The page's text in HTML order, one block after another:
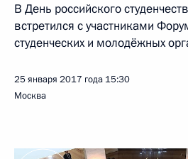
В День российского
встретился с участниками
студенческих и молодёжных
25 января 2017 года 15:30
Москва